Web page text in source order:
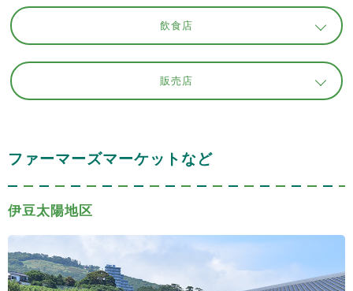
飲食店
販売店
ファーマーズマーケットなど
伊豆太陽地区